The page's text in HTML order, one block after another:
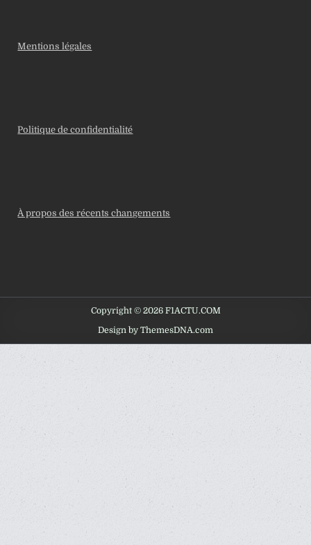
Mentions légales
Politique de confidentialité
À propos des récents changements
Copyright © 2026 F1ACTU.COM
Design by ThemesDNA.com